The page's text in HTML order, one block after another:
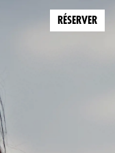
RÉSERVER